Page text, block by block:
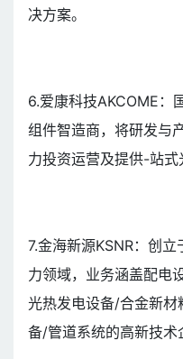
决方案。
6.爱康科技AKCOME：
组件智造商，将研发与
力投资运营及提供-站式
7.金海新源KSNR：创
力领域，业务涵盖配电
光热发电设备/合金新
备/管道系统的高新技术